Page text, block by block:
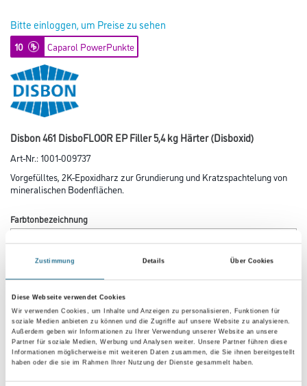
Zustimmung Details Über Cookies
Diese Webseite verwendet Cookies
Wir verwenden Cookies, um Inhalte und Anzeigen zu personalisieren, Funktionen für
soziale Medien anbieten zu können und die Zugriffe auf unsere Website zu analysieren.
Außerdem geben wir Informationen zu Ihrer Verwendung unserer Website an unsere
Partner für soziale Medien, Werbung und Analysen weiter. Unsere Partner führen diese
Informationen möglicherweise mit weiteren Daten zusammen, die Sie ihnen bereitgestellt
haben oder die sie im Rahmen Ihrer Nutzung der Dienste gesammelt haben.
Bitte einloggen, um Preise zu sehen
10 Caparol PowerPunkte
Disbon 461 DisboFLOOR EP Filler 5,4 kg Härter (Disboxid)
Art-Nr.:1001-009737
Vorgefülltes, 2K-Epoxidharz zur Grundierung und Kratzspachtelung von
mineralischen Bodenflächen.
Farbtonbezeichnung
Umrechnungsfaktoren